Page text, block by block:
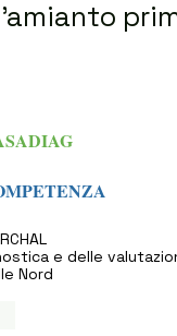
e delle
Nord